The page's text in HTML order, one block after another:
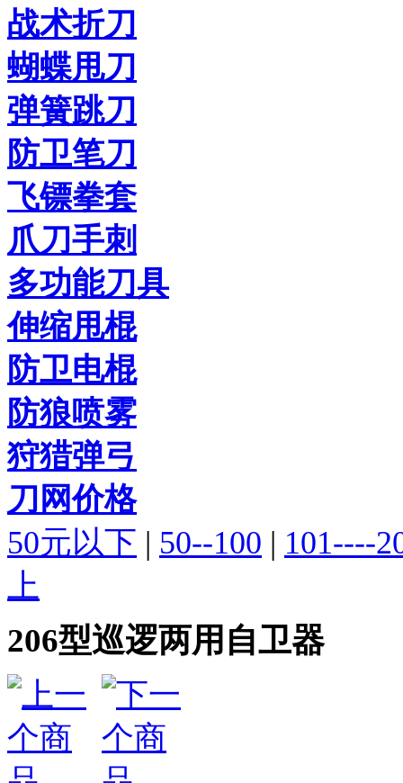
战术折刀
蝴蝶甩刀
弹簧跳刀
防卫笔刀
飞镖拳套
爪刀手刺
多功能刀具
伸缩甩棍
防卫电棍
防狼喷雾
狩猎弹弓
刀网价格
50元以下 | 50--100 | 101----
上
206型巡逻两用自卫器